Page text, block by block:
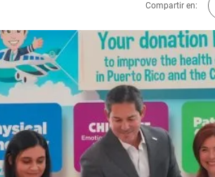
Compartir en: